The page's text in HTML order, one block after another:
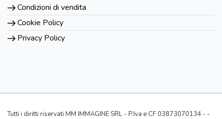
Condizioni di vendita
Cookie Policy
Privacy Policy
Tutti i diritti riservati MM IMMAGINE SRL - P.Iva e CF 03873070134 - -